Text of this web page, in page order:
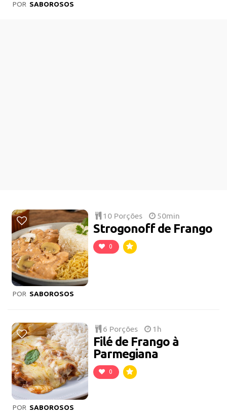
POR SABOROSOS
10 Porções 50min
Strogonoff de Frango
0
POR SABOROSOS
6 Porções 1h
Filé de Frango à
Parmegiana
0
POR SABOROSOS